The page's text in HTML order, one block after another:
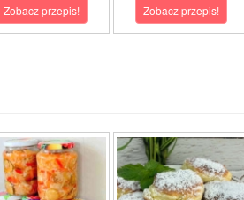
Zobacz przepis! Zobacz przepis!